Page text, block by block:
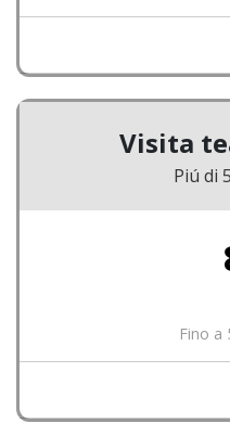
Visita
Piú di
Fino a